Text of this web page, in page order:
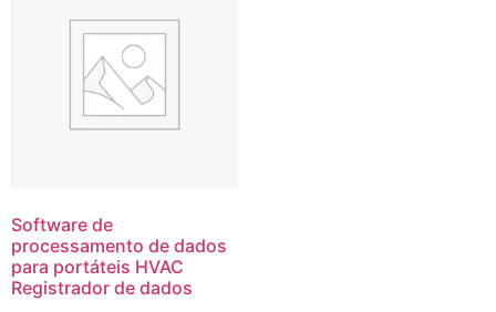
Software de
processamento de dados
para portáteis HVAC
Registrador de dados